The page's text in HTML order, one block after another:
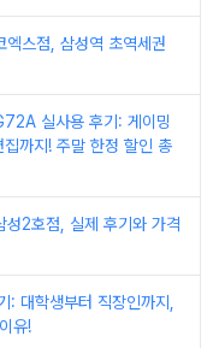
엑스점, 삼성역 초역세권
실사용 후기: 게이밍
까지! 주말 한정 할인 총
성2호점, 실제 후기와 가격
대학생부터 직장인까지,
유!